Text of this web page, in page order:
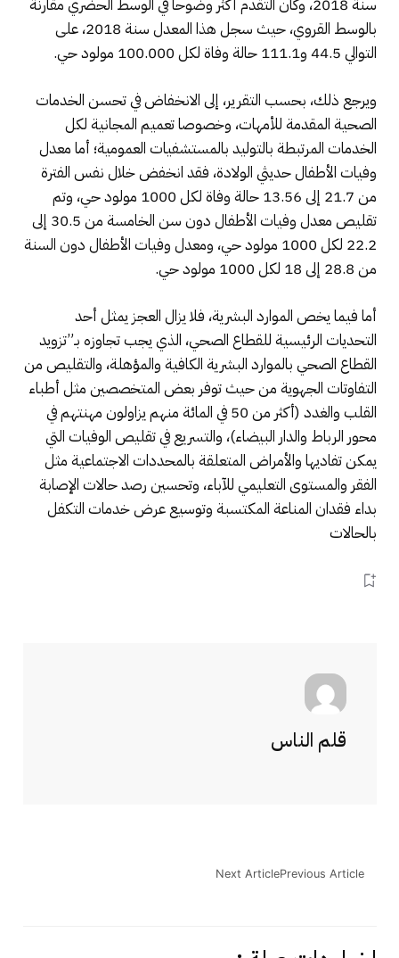
سنة 2018، وكان التقدم أكثر وضوحا في الوسط الحضري مقارنة
بالوسط القروي، حيث سجل هذا المعدل سنة 2018، على
التوالي 44.5 و111.1 حالة وفاة لكل 100.000 مولود حي.
ويرجع ذلك، بحسب التقرير، إلى الانخفاض في تحسن الخدمات
الصحية المقدمة للأمهات، وخصوصا تعميم المجانية لكل
الخدمات المرتبطة بالتوليد بالمستشفيات العمومية؛ أما معدل
وفيات الأطفال حديثي الولادة، فقد انخفض خلال نفس الفترة
من 21.7 إلى 13.56 حالة وفاة لكل 1000 مولود حي، وتم
تقليص معدل وفيات الأطفال دون سن الخامسة من 30.5 إلى
22.2 لكل 1000 مولود حي، ومعدل وفيات الأطفال دون السنة
من 28.8 إلى 18 لكل 1000 مولود حي.
أما فيما يخص الموارد البشرية، فلا يزال العجز يمثل أحد
التحديات الرئيسية للقطاع الصحي، الذي يجب تجاوزه بـ”تزويد
القطاع الصحي بالموارد البشرية الكافية والمؤهلة، والتقليص من
التفاوتات الجهوية من حيث توفر بعض المتخصصين مثل أطباء
القلب والغدد (أكثر من 50 في المائة منهم يزاولون مهنتهم في
محور الرباط والدار البيضاء)، والتسريع في تقليص الوفيات التي
يمكن تفاديها والأمراض المتعلقة بالمحددات الاجتماعية مثل
الفقر والمستوى التعليمي للآباء، وتحسين رصد حالات الإصابة
بداء فقدان المناعة المكتسبة وتوسيع عرض خدمات التكفل
بالحالات
قلم الناس
Previous Article
Next Article